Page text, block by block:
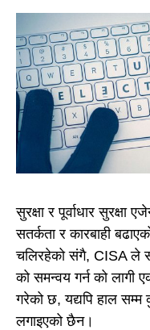
सुरक्षा र पूर्वाधार
सतर्कता र कारबाही
चलिरहेको संगै, CISA ले
को समन्वय गर्न को लागी
गरेको छ, यद्यपि हाल सम्म
लगाइएको छैन।